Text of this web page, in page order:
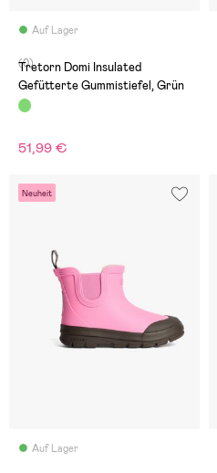
Auf Lager
(0)
Tretorn Domi Insulated
Gefütterte Gummistiefel, Grün
51,99 €
Neuheit
Auf Lager